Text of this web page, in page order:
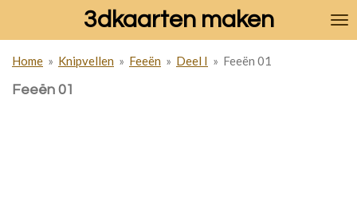
de
hoofdinhoud
3dkaarten maken
Home » Knipvellen » Feeën » Deel I » Feeën 01
Feeën 01